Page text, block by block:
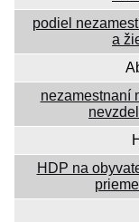
podiel
a
nezamestnaní
HDP na